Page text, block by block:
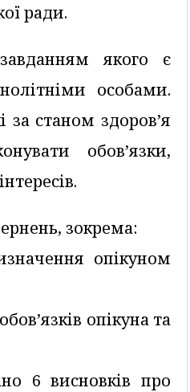
ради.
якого є
особами.
за станом здоров’я
обов’язки,
зокрема:
опікуном
опікуна та
6 висновків про